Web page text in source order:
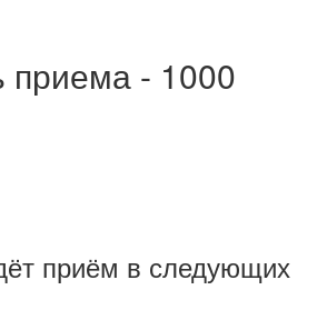
приема - 1000
приём в следующих